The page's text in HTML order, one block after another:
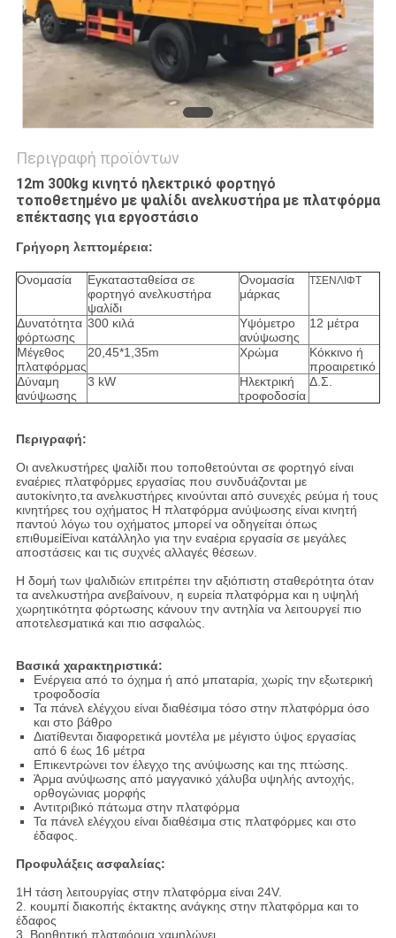
Περιγραφή προϊόντων
12m 300kg κινητό ηλεκτρικό φορτηγό
τοποθετημένο με ψαλίδι ανελκυστήρα με πλατφόρμα
επέκτασης για εργοστάσιο
Γρήγορη λεπτομέρεια:
Ονομασία
Εγκατασταθείσα σε
φορτηγό ανελκυστήρα
ψαλίδι
Ονομασία
μάρκας
ΤΣΕΝΛΙΦΤ
Δυνατότητα
φόρτωσης
300 κιλά
Υψόμετρο
ανύψωσης
12 μέτρα
Μέγεθος
πλατφόρμας
20,45*1,35m Χρώμα
Κόκκινο ή
προαιρετικό
Δύναμη
ανύψωσης
3 kW
Ηλεκτρική
τροφοδοσία
Δ.Σ.
Περιγραφή:
Οι ανελκυστήρες ψαλίδι που τοποθετούνται σε φορτηγό είναι
εναέριες πλατφόρμες εργασίας που συνδυάζονται με
αυτοκίνητο,τα ανελκυστήρες κινούνται από συνεχές ρεύμα ή τους
κινητήρες του οχήματος Η πλατφόρμα ανύψωσης είναι κινητή
παντού λόγω του οχήματος μπορεί να οδηγείται όπως
επιθυμείΕίναι κατάλληλο για την εναέρια εργασία σε μεγάλες
αποστάσεις και τις συχνές αλλαγές θέσεων.
Η δομή των ψαλιδιών επιτρέπει την αξιόπιστη σταθερότητα όταν
τα ανελκυστήρα ανεβαίνουν, η ευρεία πλατφόρμα και η υψηλή
χωρητικότητα φόρτωσης κάνουν την αντηλία να λειτουργεί πιο
αποτελεσματικά και πιο ασφαλώς.
Βασικά χαρακτηριστικά:
Ενέργεια από το όχημα ή από μπαταρία, χωρίς την εξωτερική
τροφοδοσία
Τα πάνελ ελέγχου είναι διαθέσιμα τόσο στην πλατφόρμα όσο
και στο βάθρο
Διατίθενται διαφορετικά μοντέλα με μέγιστο ύψος εργασίας
από 6 έως 16 μέτρα
Επικεντρώνει τον έλεγχο της ανύψωσης και της πτώσης.
Άρμα ανύψωσης από μαγγανικό χάλυβα υψηλής αντοχής,
ορθογώνιας μορφής
Αντιτριβικό πάτωμα στην πλατφόρμα
Τα πάνελ ελέγχου είναι διαθέσιμα στις πλατφόρμες και στο
έδαφος.
Προφυλάξεις ασφαλείας:
1Η τάση λειτουργίας στην πλατφόρμα είναι 24V.
2. κουμπί διακοπής έκτακτης ανάγκης στην πλατφόρμα και το
έδαφος
3. Βοηθητική πλατφόρμα χαμηλώνει